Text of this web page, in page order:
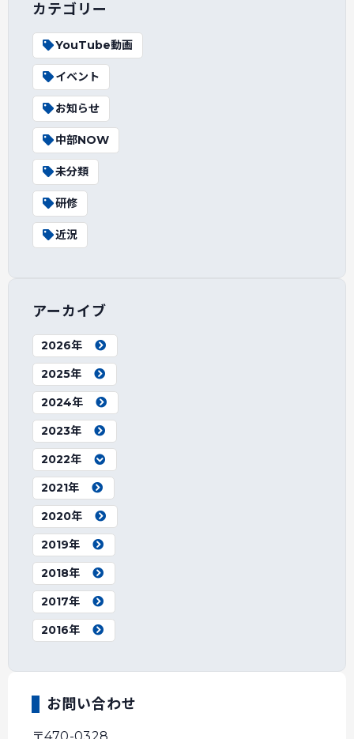
カテゴリー
YouTube動画
イベント
お知らせ
中部NOW
未分類
研修
近況
アーカイブ
2026年
2025年
2024年
2023年
2022年
2021年
2020年
2019年
2018年
2017年
2016年
お問い合わせ